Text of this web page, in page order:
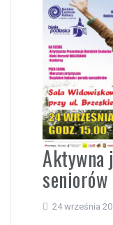
Aktywna
seniorów
24 września